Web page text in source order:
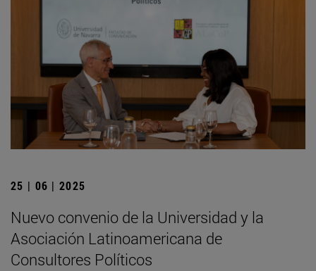
25 | 06 | 2025
Nuevo convenio de la Universidad y la
Asociación Latinoamericana de
Consultores Políticos